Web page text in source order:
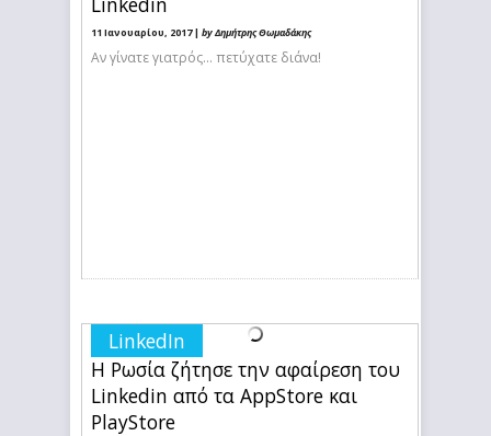
11 Ιανουαρίου, 2017 | by Δημήτρης Θωμαδάκης
Αν γίνατε γιατρός... πετύχατε διάνα!
LinkedIn
Η Ρωσία ζήτησε την αφαίρεση του
Linkedin από τα AppStore και
PlayStore